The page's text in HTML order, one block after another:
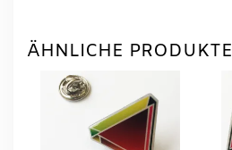
ÄHNLICHE PRODUKTE